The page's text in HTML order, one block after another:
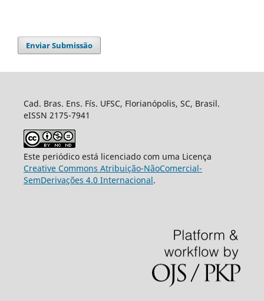
Enviar Submissão
Cad. Bras. Ens. Fís. UFSC, Florianópolis, SC, Brasil.
eISSN 2175-7941
Este periódico está licenciado com uma Licença
Creative Commons Atribuição-NãoComercial-
SemDerivações 4.0 Internacional.